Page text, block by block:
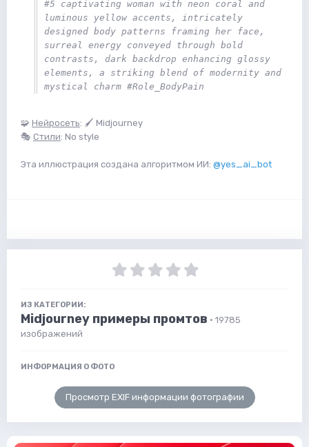
#5 captivating woman with neon coral and
luminous yellow accents, intricately
designed body patterns framing her face,
surreal energy conveyed through bold
contrasts, dark backdrop enhancing glossy
elements, a striking blend of modernity and
mystical charm #Role_BodyPain
🧩 Нейросеть: 🖌 Midjourney
🎭 Стили: No style
Эта иллюстрация создана алгоритмом ИИ: @yes_ai_bot
ИЗ КАТЕГОРИИ:
Midjourney примеры промтов · 19785
изображений
ИНФОРМАЦИЯ О ФОТО
Просмотр EXIF информации фотографии